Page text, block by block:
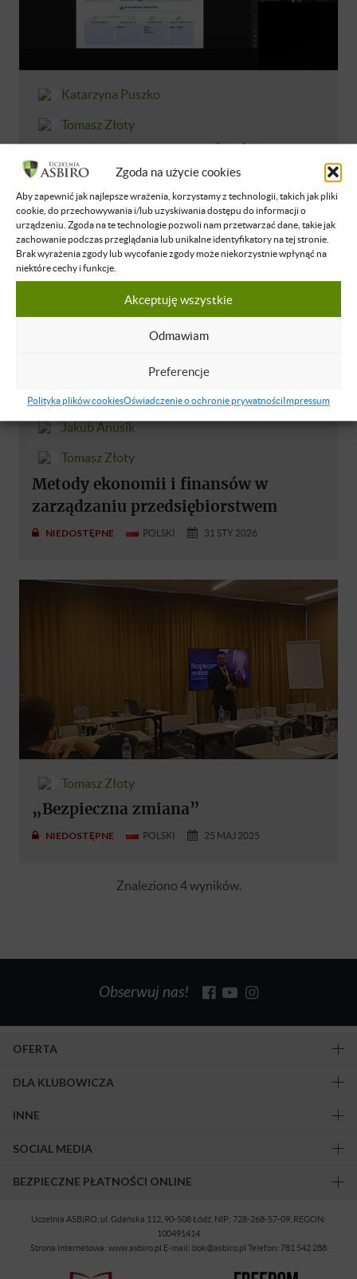
Zgoda na użycie cookies
Aby zapewnić jak najlepsze wrażenia, korzystamy z technologii, takich jak pliki
cookie, do przechowywania i/lub uzyskiwania dostępu do informacji o
urządzeniu. Zgoda na te technologie pozwoli nam przetwarzać dane, takie jak
zachowanie podczas przeglądania lub unikalne identyfikatory na tej stronie.
Brak wyrażenia zgody lub wycofanie zgody może niekorzystnie wpłynąć na
niektóre cechy i funkcje.
Akceptuję wszystkie
Odmawiam
Preferencje
Polityka plików cookiesOświadczenie o ochronie prywatnościImpressum
Katarzyna Puszko
Tomasz Złoty
SLZ 24/25 Finanse przedsiębiorstw
NIEDOSTĘPNE POLSKI 14 MAR 2026
Jakub Anusik
Tomasz Złoty
Metody ekonomii i finansów w
zarządzaniu przedsiębiorstwem
NIEDOSTĘPNE POLSKI 31 STY 2026
Tomasz Złoty
„Bezpieczna zmiana”
NIEDOSTĘPNE POLSKI 25 MAJ 2025
Znaleziono 4 wyników.
Obserwuj nas!
OFERTA
DLA KLUBOWICZA
INNE
SOCIAL MEDIA
BEZPIECZNE PŁATNOŚCI ONLINE
Uczelnia ASBiRO, ul. Gdańska 112, 90-508 Łódź, NIP: 728-268-57-09, REGON:
100491414
Strona internetowa: www.asbiro.pl E-mail: bok@asbiro.pl Telefon: 781 542 288